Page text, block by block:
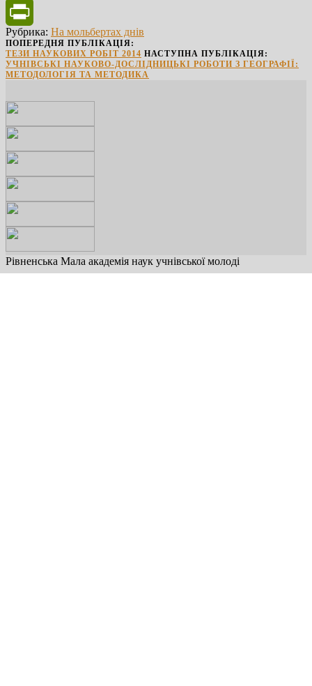
Facebook
PrintFriendly
Рубрика: На мольбертах днів
ПОПЕРЕДНЯ ПУБЛІКАЦІЯ:
ТЕЗИ НАУКОВИХ РОБІТ 2014 НАСТУПНА ПУБЛІКАЦІЯ:
УЧНІВСЬКІ НАУКОВО-ДОСЛІДНИЦЬКІ РОБОТИ З ГЕОГРАФІЇ:
МЕТОДОЛОГІЯ ТА МЕТОДИКА
Рівненська Мала академія наук учнівської молоді